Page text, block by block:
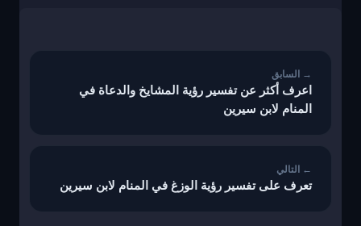
اعرف أكثر عن تفسير رؤية المشايخ والدعاة في
المنام لابن سيرين
تعرف على تفسير رؤية الوزغ في المنام لابن سيرين